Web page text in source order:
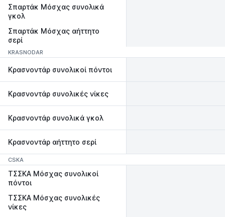
Σπαρτάκ Μόσχας συνολικά
γκολ
Σπαρτάκ Μόσχας αήττητο
σερί
KRASNODAR
Κρασνοντάρ συνολικοί πόντοι
Κρασνοντάρ συνολικές νίκες
Κρασνοντάρ συνολικά γκολ
Κρασνοντάρ αήττητο σερί
CSKA
ΤΣΣΚΑ Μόσχας συνολικοί
πόντοι
ΤΣΣΚΑ Μόσχας συνολικές
νίκες